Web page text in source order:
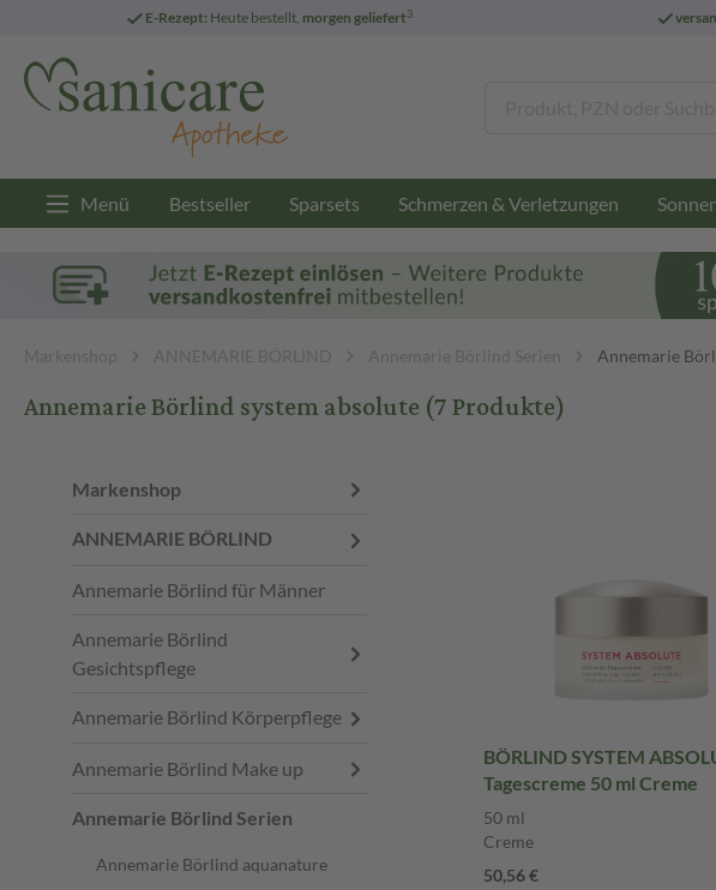
E-Rezept: Heute bestellt, morgen geliefert3
Menü Bestseller Sparsets Schmerzen & Verletzungen
Markenshop ANNEMARIE BÖRLIND Annemarie Börlind Serien Annemarie
Annemarie Börlind system absolute(7 Produkte)
Markenshop
ANNEMARIE BÖRLIND
Annemarie Börlind für Männer
Annemarie Börlind
Gesichtspflege
Annemarie Börlind Körperpflege
Annemarie Börlind Make up
Annemarie Börlind Serien
Annemarie Börlind aquanature
BÖRLIND SYSTEM
Tagescreme 50 ml Creme
50 ml
Creme
50,56 €